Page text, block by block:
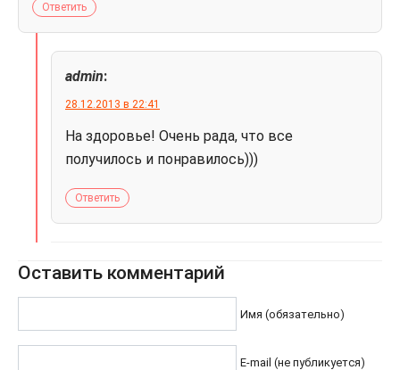
Ответить
admin:
28.12.2013 в 22:41
На здоровье! Очень рада, что все
получилось и понравилось)))
Ответить
Оставить комментарий
Имя (обязательно)
E-mail (не публикуется)